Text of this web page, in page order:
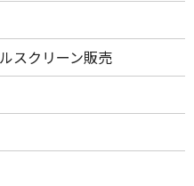
スクリーン販売